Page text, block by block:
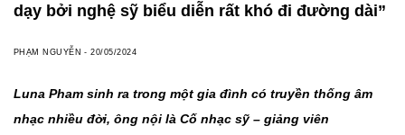
dạy bởi nghệ sỹ biểu diễn rất khó đi đường dài”
PHẠM NGUYỄN -20/05/2024
Luna Pham sinh ra trong một gia đình có truyền thống âm
nhạc nhiều đời, ông nội là Cố nhạc sỹ – giảng viên